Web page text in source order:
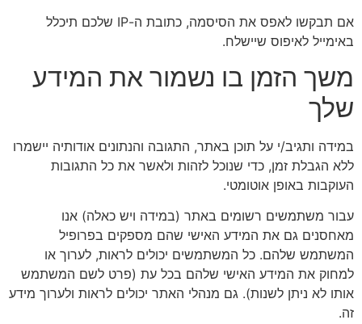
אם תבקשו לאפס את הסיסמה, כתובת ה-IP שלכם תיכלל
באימייל לאיפוס שיישלח.
משך הזמן בו נשמור את המידע
שלך
במידה ותגיב/י על תוכן באתר, התגובה והנתונים אודותיה יישמרו
ללא הגבלת זמן, כדי שנוכל לזהות ולאשר את כל התגובות
העוקבות באופן אוטומטי.
עבור משתמשים רשומים באתר (במידה ויש כאלה) אנו
מאחסנים גם את המידע האישי שהם מספקים בפרופיל
המשתמש שלהם. כל המשתמשים יכולים לראות, לערוך או
למחוק את המידע האישי שלהם בכל עת (פרט לשם המשתמש
אותו לא ניתן לשנות). גם מנהלי האתר יכולים לראות ולערוך מידע
זה.